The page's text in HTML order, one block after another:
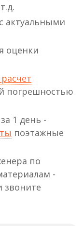
с актуальными
оценки
погрешностью
1 день -
поэтажные
по
-
звоните